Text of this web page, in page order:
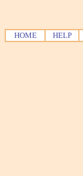
HOME HELP